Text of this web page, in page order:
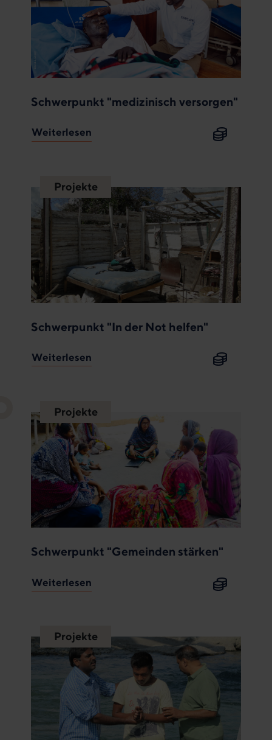
Schwerpunkt "medizinisch versorgen"
Weiterlesen
Projekte
Schwerpunkt "In der Not helfen"
Weiterlesen
Projekte
Schwerpunkt "Gemeinden stärken"
Weiterlesen
Projekte